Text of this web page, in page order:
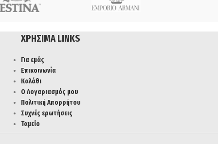
ΧΡΉΣΙΜΑ LINKS
Για εμάς
Επικοινωνία
Καλάθι
Ο Λογαριασμός μου
Πολιτική Απορρήτου
Συχνές ερωτήσεις
Ταμείο